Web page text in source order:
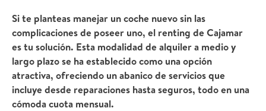
Si te planteas manejar un coche nuevo sin las
complicaciones de poseer uno, el renting de Cajamar
es tu solución. Esta modalidad de alquiler a medio y
largo plazo se ha establecido como una opción
atractiva, ofreciendo un abanico de servicios que
incluye desde reparaciones hasta seguros, todo en una
cómoda cuota mensual.